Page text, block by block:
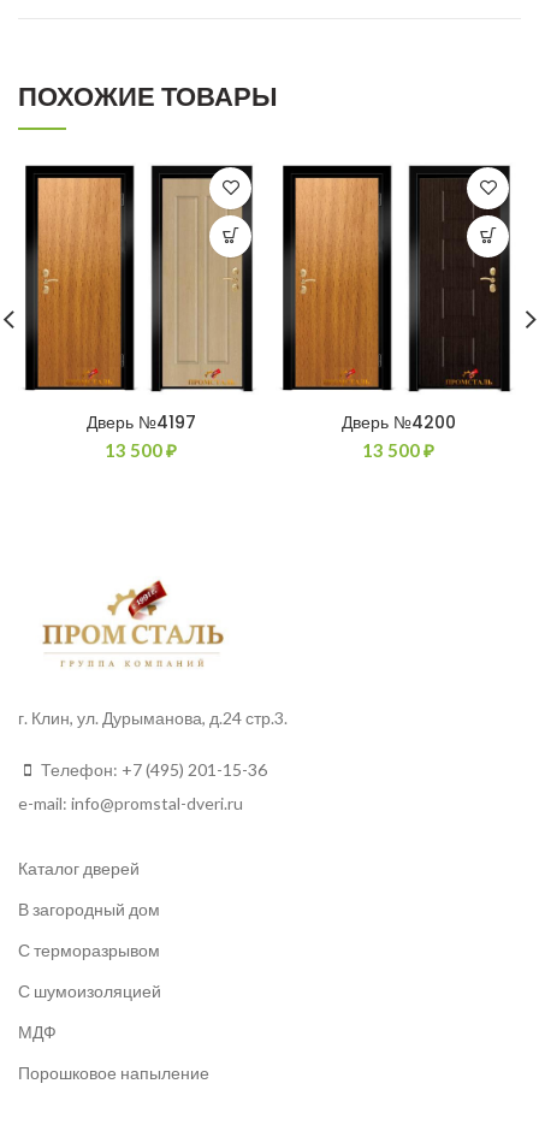
ПОХОЖИЕ ТОВАРЫ
Дверь №4197
13 500₽
Дверь №4200
13 500₽
г. Клин, ул. Дурыманова, д.24 стр.3.
Телефон: +7 (495) 201-15-36
e-mail: info@promstal-dveri.ru
Каталог дверей
В загородный дом
С терморазрывом
С шумоизоляцией
МДФ
Порошковое напыление